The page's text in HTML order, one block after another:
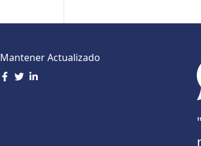
Mantener Actualizado